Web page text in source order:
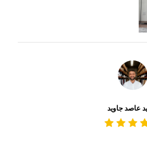
عاصد جاويد